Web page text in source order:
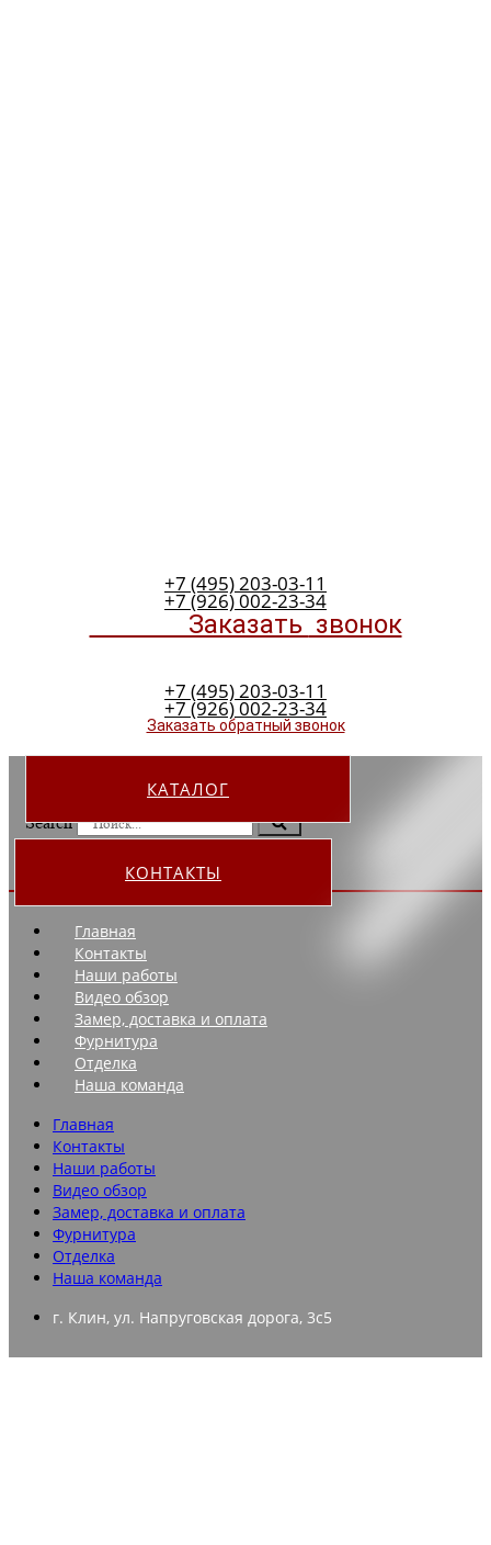
+7 (495) 203-03-11
+7 (926) 002-23-34
Заказать звонок
+7 (495) 203-03-11
+7 (926) 002-23-34
Заказать обратный звонок
КАТАЛОГ
Search
КОНТАКТЫ
Главная
Контакты
Наши работы
Видео обзор
Замер, доставка и оплата
Фурнитура
Отделка
Наша команда
Главная
Контакты
Наши работы
Видео обзор
Замер, доставка и оплата
Фурнитура
Отделка
Наша команда
г. Клин, ул. Напруговская дорога, 3с5